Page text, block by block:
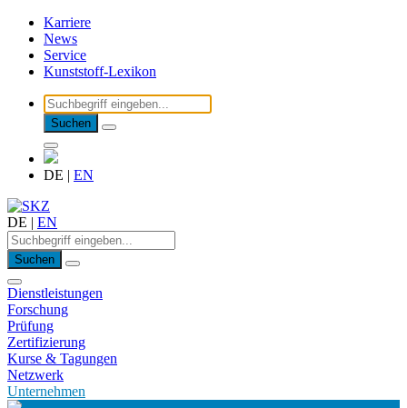
Karriere
News
Service
Kunststoff-Lexikon
Suchen
DE | EN
DE | EN
Suchen
Dienstleistungen
Forschung
Prüfung
Zertifizierung
Kurse & Tagungen
Netzwerk
Unternehmen